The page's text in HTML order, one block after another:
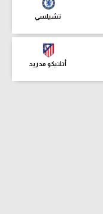
تشيلسي
أتلتيكو مدريد